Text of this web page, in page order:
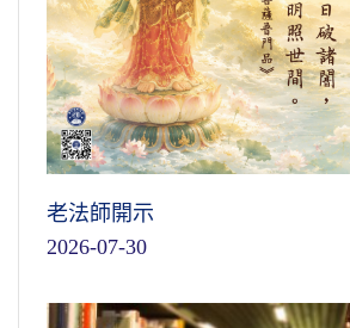
老法師開示
2026-07-30